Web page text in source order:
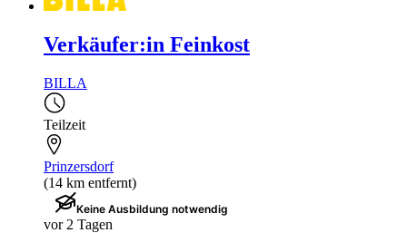
Verkäufer:in Feinkost
BILLA
Teilzeit
Prinzersdorf
(14 km entfernt)
Keine Ausbildung notwendig
vor 2 Tagen